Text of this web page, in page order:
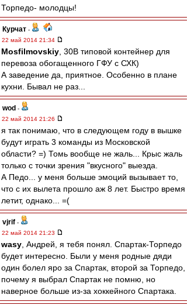
Торпедо- молодцы!
Курчат -
22 май 2014 21:34
Mosfilmovskiy , 30B типовой контейнер для
перевоза обогащенного ГФУ с СХК)
А заведение да, приятное. Особенно в плане
кухни. Бывал не раз...
wod -
22 май 2014 21:26
я так понимаю, что в следующем году в вышке
будут играть 3 команды из Московской
области? =) Томь вообще не жаль... Крыс жаль
только с точки зрения "вкусного" выезда.
А Педо... у меня больше эмоций вызывает то,
что с их вылета прошло аж 8 лет. Быстро время
летит, однако... =(
vjrif -
22 май 2014 21:23
wasy , Андрей, я тебя понял. Спартак-Торпедо
будет интересно. Были у меня родные дяди
один болел яро за Спартак, второй за Торпедо,
почему я выбрал Спартак не помню, но
наверное больше из-за хоккейного Спартака.